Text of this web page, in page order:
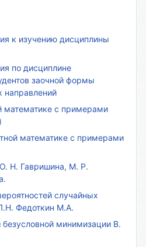
к изучению дисциплины
по дисциплине
заочной формы
направлений
математике с примерами
математике с примерами
Н. Гавришина, М. Р.
случайных
Федоткин М.А.
минимизации В.